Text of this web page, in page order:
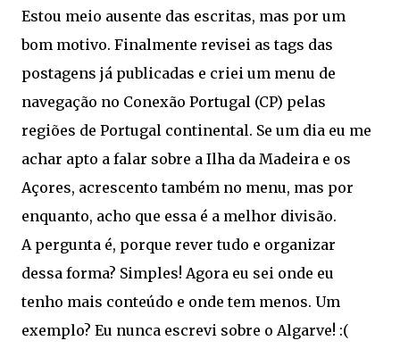
Estou meio ausente das escritas, mas por um
bom motivo. Finalmente revisei as tags das
postagens já publicadas e criei um menu de
navegação no Conexão Portugal (CP) pelas
regiões de Portugal continental. Se um dia eu me
achar apto a falar sobre a Ilha da Madeira e os
Açores, acrescento também no menu, mas por
enquanto, acho que essa é a melhor divisão.
A pergunta é, porque rever tudo e organizar
dessa forma? Simples! Agora eu sei onde eu
tenho mais conteúdo e onde tem menos. Um
exemplo? Eu nunca escrevi sobre o Algarve! :(